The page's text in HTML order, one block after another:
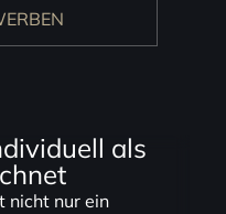
als
nicht nur ein